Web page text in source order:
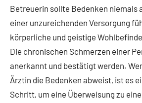
Betreuerin sollte Bedenken niemals
einer unzureichenden Versorgung
körperliche und geistige
Die chronischen Schmerzen einer
anerkannt und bestätigt werden.
Ärztin die Bedenken abweist, ist es
Schritt, um eine Überweisung zu